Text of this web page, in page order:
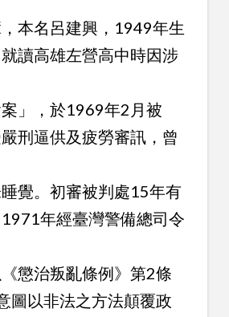
本名呂建興，1949年生
讀高雄左營高中時因涉
案」，於1969年2月被
刑逼供及疲勞審訊，曾
覺。初審被判處15年有
年經臺灣警備總司令
懲治叛亂條例》第2條
圖以非法之方法顛覆政